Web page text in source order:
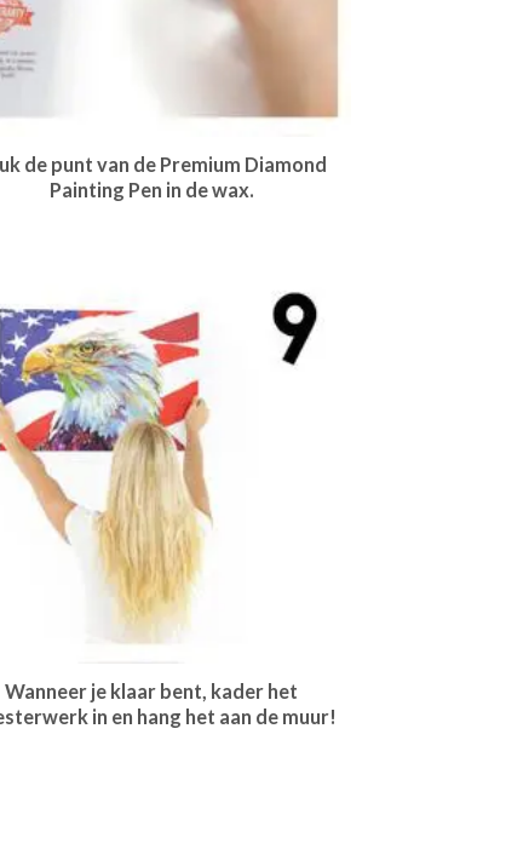
de punt van de Premium Diamond
Painting Pen in de wax.
Wanneer je klaar bent, kader het
in en hang het aan de muur!